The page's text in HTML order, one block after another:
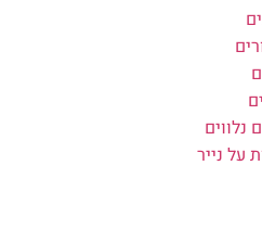
נלווים
על נייר